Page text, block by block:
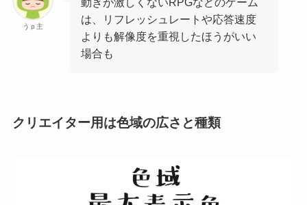
うｐ主
は、リフレッシュレートや応答速度
よりも解像度を重視したほうがいい
場合も
クリエイター用は色域の広さと種類